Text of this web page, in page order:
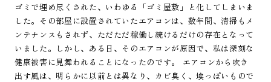
ゴミで埋め尽くされた、いわゆる「ゴミ屋敷」と化してしまいま
した。その部屋に設置されていたエアコンは、数年間、清掃もメ
ンテナンスもされず、ただただ稼働し続けるだけの存在となって
いました。しかし、ある日、そのエアコンが原因で、私は深刻な
健康被害に見舞われることになったのです。 エアコンから吹き
出す風は、明らかに以前とは異なり、カビ臭く、埃っぽいもので